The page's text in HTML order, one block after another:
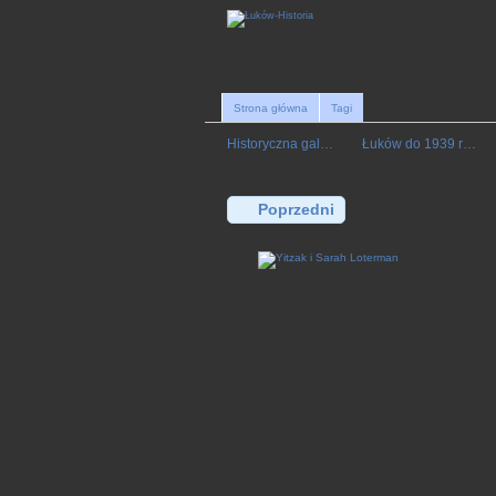
Strona główna Tagi
Historyczna gal… Łuków do 1939 r…
Poprzedni